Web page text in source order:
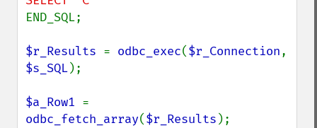
END_SQL;
$r_Results = odbc_exec($r_Connection
$s_SQL);
$a_Row1
odbc_fetch_array($r_Results